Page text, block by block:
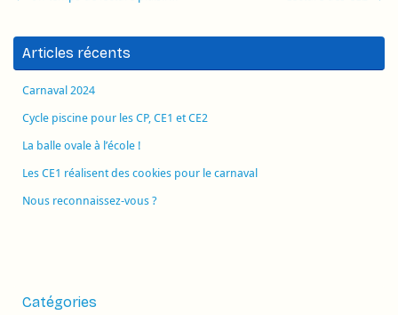
Articles récents
Carnaval 2024
Cycle piscine pour les CP, CE1 et CE2
La balle ovale à l’école !
Les CE1 réalisent des cookies pour le carnaval
Nous reconnaissez-vous ?
Catégories